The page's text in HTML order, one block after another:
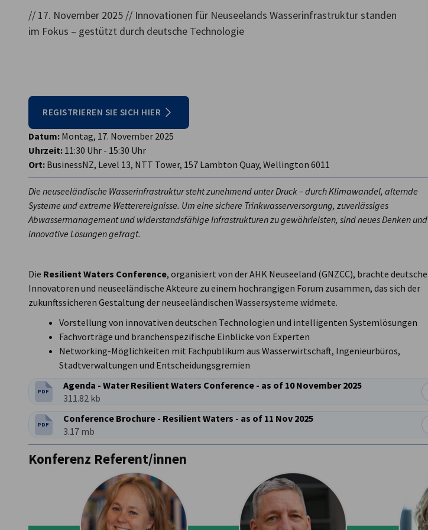
// 17. November 2025 // Innovationen für Neuseelands Wasserinfrastruktur standen
im Fokus – gestützt durch deutsche Technologie
REGISTRIEREN SIE SICH HIER
Datum: Montag, 17. November 2025
Uhrzeit: 11:30 Uhr - 15:30 Uhr
Ort: BusinessNZ, Level 13, NTT Tower, 157 Lambton Quay, Wellington 6011
Die neuseeländische Wasserinfrastruktur steht zunehmend unter Druck – durch Klimawandel, alternde
Systeme und extreme Wetterereignisse. Um eine sichere Trinkwasserversorgung, zuverlässiges
Abwassermanagement und widerstandsfähige Infrastrukturen zu gewährleisten, sind neues Denken und
innovative Lösungen gefragt.
Die Resilient Waters Conference, organisiert von der AHK Neuseeland (GNZCC), brachte deutsche
Innovatoren und neuseeländische Akteure zu einem hochrangigen Forum zusammen, das sich der
zukunftssicheren Gestaltung der neuseeländischen Wassersysteme widmete.
Vorstellung von innovativen deutschen Technologien und intelligenten Systemlösungen
Fachvorträge und branchenspezifische Einblicke von Experten
Networking-Möglichkeiten mit Fachpublikum aus Wasserwirtschaft, Ingenieurbüros,
Stadtverwaltungen und Entscheidungsgremien
DATEITYP:
PDF
Agenda - Water Resilient Waters Conference - as of 10 November 2025
Dateigröße:
311.82 kb
DATEITYP:
PDF
Conference Brochure - Resilient Waters - as of 11 Nov 2025
Dateigröße:
3.17 mb
Konferenz Referent/innen